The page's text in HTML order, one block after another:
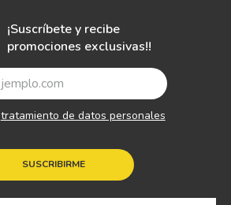
¡Suscríbete y recibe
promociones exclusivas!!
SUSCRIBIRME
tratamiento de datos personales